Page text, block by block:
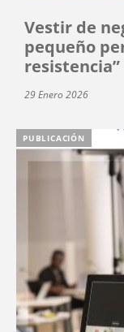
Vestir de
pequeño
resistencia”
29 Enero 2026
PUBLICACIÓN